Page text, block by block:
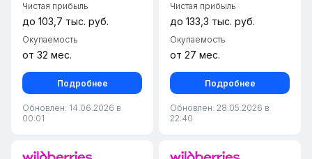
Чистая прибыль
до 103,7 тыс. руб.
Окупаемость
от 32 мес.
Подробнее
Обновлен: 14.06.2026 в
00:01
Чистая прибыль
до 133,3 тыс. руб.
Окупаемость
от 27 мес.
Подробнее
Обновлен: 28.05.2026 в
22:40